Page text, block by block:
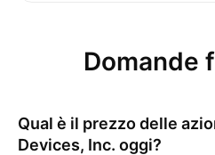
Domande
Qual è il prezzo delle
Devices, Inc. oggi?